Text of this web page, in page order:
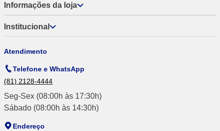
Informações da loja
Institucional
Atendimento
Telefone e WhatsApp
(81) 2128-4444
Seg-Sex (08:00h às 17:30h)
Sábado (08:00h às 14:30h)
Endereço